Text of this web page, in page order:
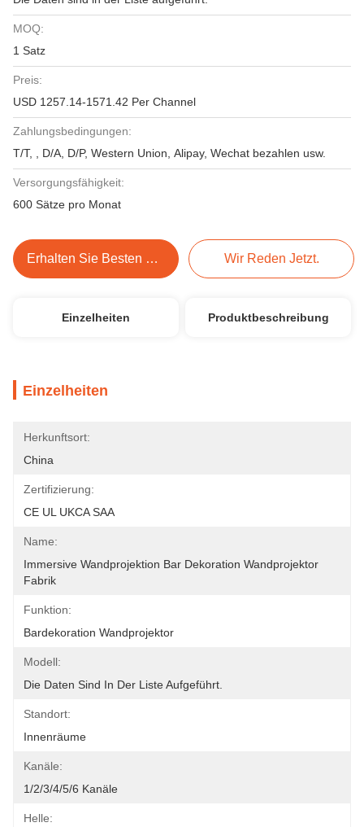
MOQ:
1 Satz
Preis:
USD 1257.14-1571.42 Per Channel
Zahlungsbedingungen:
T/T, , D/A, D/P, Western Union, Alipay, Wechat bezahlen usw.
Versorgungsfähigkeit:
600 Sätze pro Monat
Erhalten Sie Besten Preis Wir Reden Jetzt.
Einzelheiten Produktbeschreibung
Einzelheiten
Herkunftsort:
China
Zertifizierung:
CE UL UKCA SAA
Name:
Immersive Wandprojektion Bar Dekoration Wandprojektor
Fabrik
Funktion:
Bardekoration Wandprojektor
Modell:
Die Daten Sind In Der Liste Aufgeführt.
Standort:
Innenräume
Kanäle:
1/2/3/4/5/6 Kanäle
Helle: